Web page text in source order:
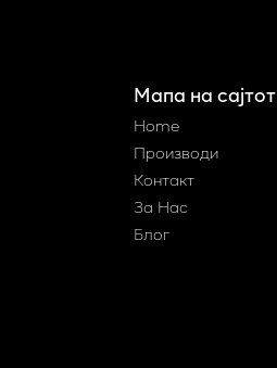
Мапа на сајтот
Home
Производи
Контакт
За Нас
Блог